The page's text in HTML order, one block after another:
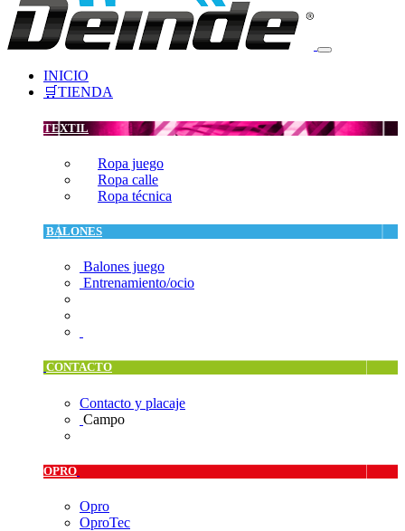
INICIO
🛒TIENDA
TEXTIL
Ropa juego
Ropa calle
Ropa técnica
BALONES
Balones juego
Entrenamiento/ocio
CONTACTO
Contacto y placaje
Campo
OPRO
Opro
OproTec